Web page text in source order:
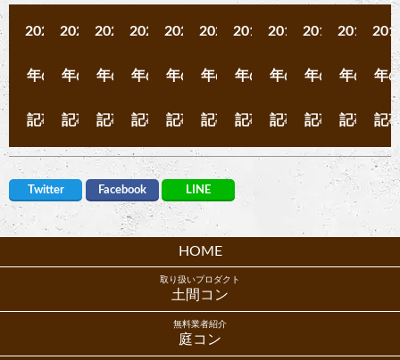
2025
年の
記事
2024
年の
記事
2023
年の
記事
2022
年の
記事
2021
年の
記事
2020
年の
記事
2019
年の
記事
2018
年の
記事
2017
年の
記事
2016
年の
記事
年
記
Twitter Facebook LINE
HOME
取り扱いプロダクト
土間コン
無料業者紹介
庭コン